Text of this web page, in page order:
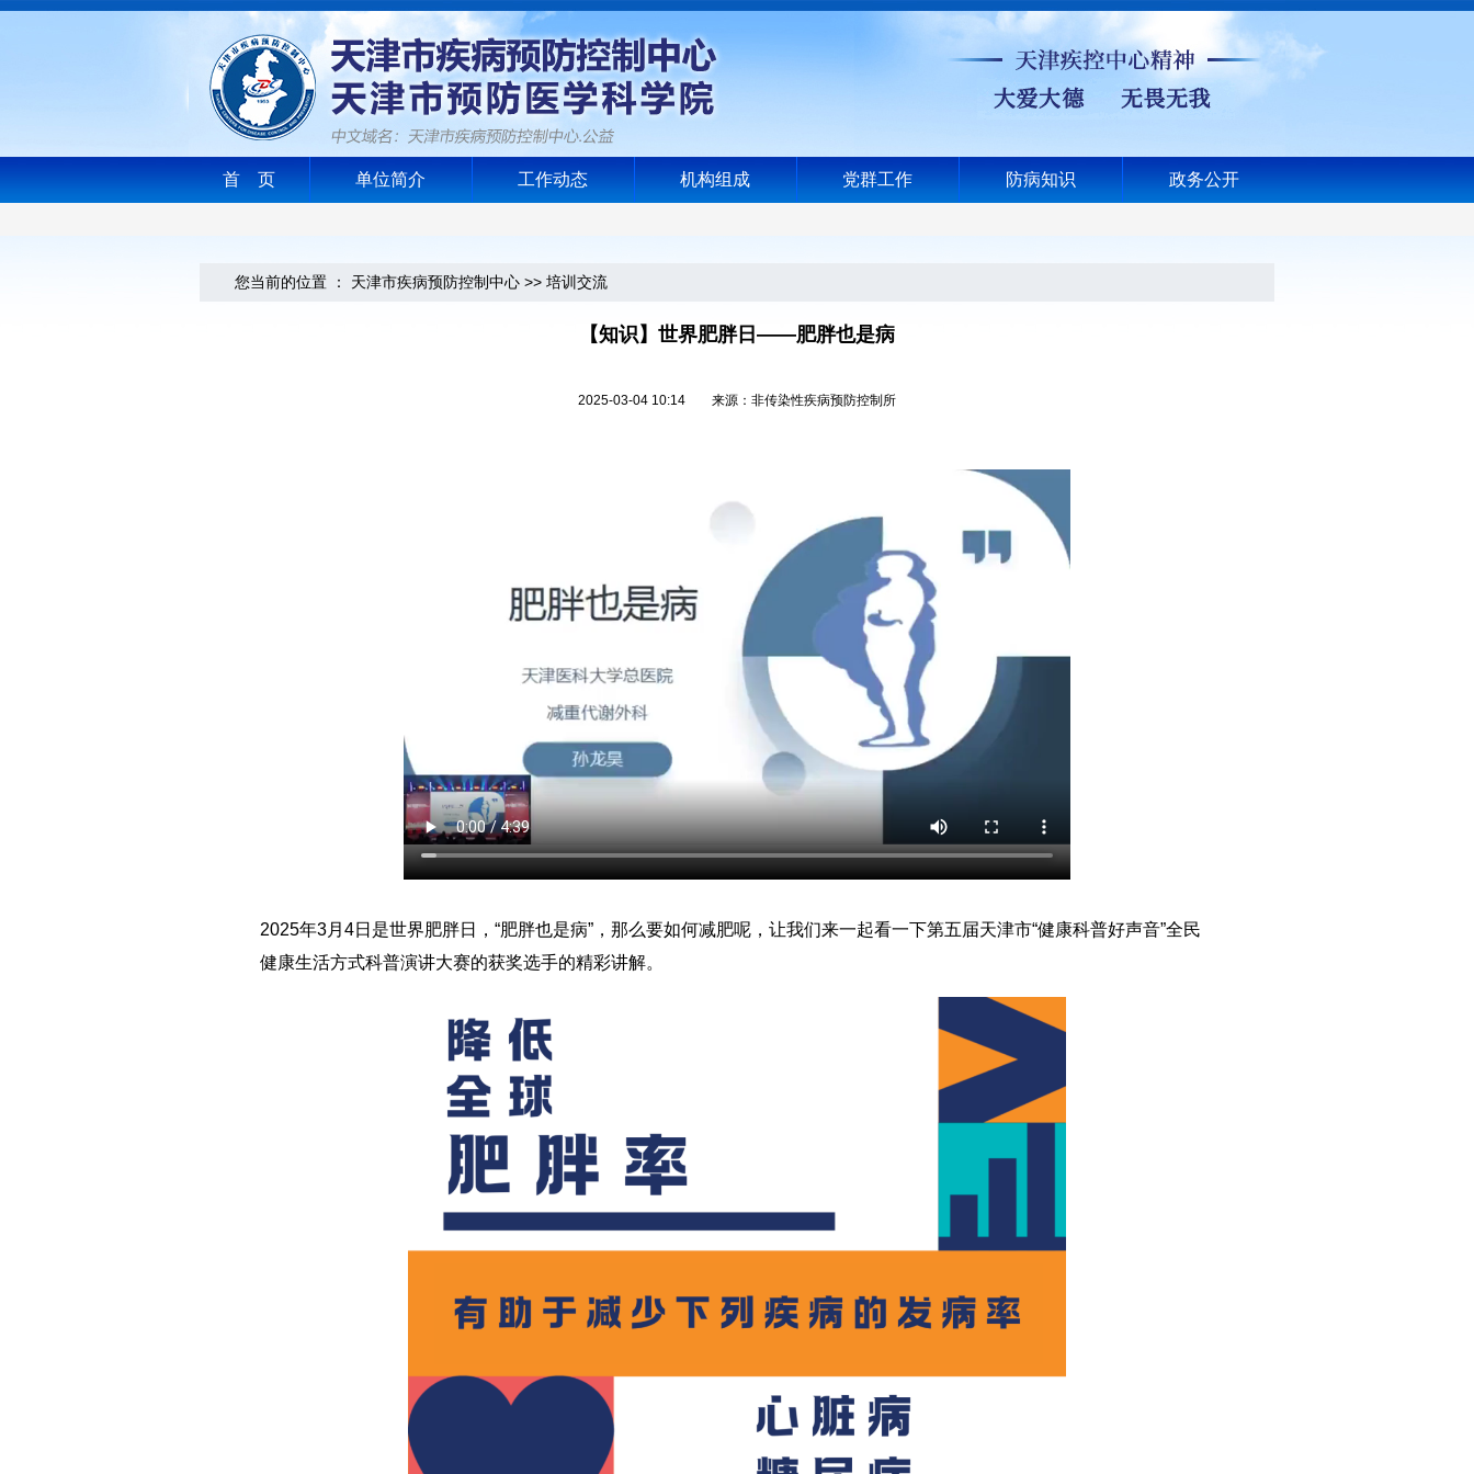
首 页 单位简介 工作动态 机构组成 党群工作 防病知识 政务公开
您当前的位置 ： 天津市疾病预防控制中心 >> 培训交流
【知识】世界肥胖日——肥胖也是病
2025-03-04 10:14 来源：非传染性疾病预防控制所
2025年3月4日是世界肥胖日，“肥胖也是病”，那么要如何减肥呢，让我们来一起看一下第五届天津市“健康科普好声音”全民
健康生活方式科普演讲大赛的获奖选手的精彩讲解。